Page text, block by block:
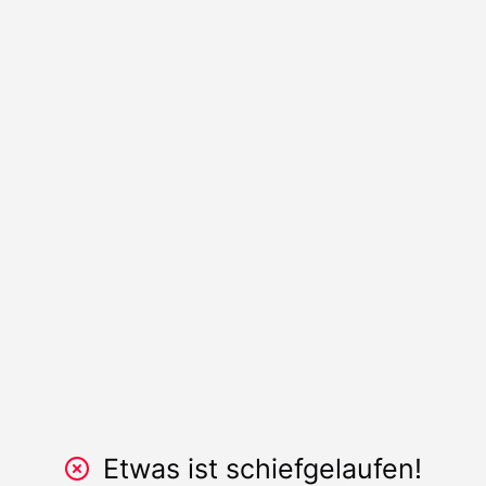
Etwas ist schiefgelaufen!